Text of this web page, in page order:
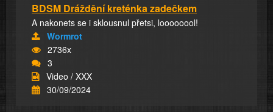
BDSM Dráždění kreténka zadečkem
A nakonets se i sklousnul přetsi, loooooool!
Wormrot
2736x
3
Video / XXX
30/09/2024